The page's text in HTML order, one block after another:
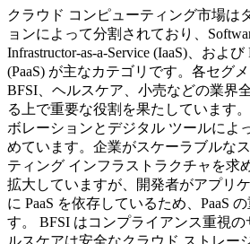
クラウド コンピューティング市場は
ョンによって分割されており、
Infrastructor-as-a-Service (IaaS)、および
(PaaS) が主なカテゴリです。各セグ
BFSI、ヘルスケア、小売などの業界
る上で重要な役割を果たしています
ボレーションとデジタル ツールによ
めています。企業がスケーラブルな
ティング インフラストラクチャを求
拡大していますが、開発者がアプリ
に PaaS を依存しているため、PaaS
す。 BFSI はコンプライアンス重視